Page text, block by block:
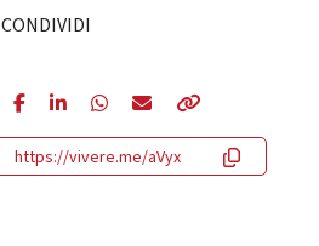
CONDIVIDI
https://vivere.me/aVyx